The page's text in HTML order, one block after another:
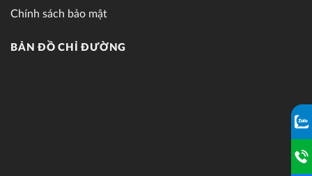
Chính sách bảo mật
BẢN ĐỒ CHỈ ĐƯỜNG